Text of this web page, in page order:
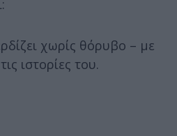
χωρίς θόρυβο – με
ιστορίες του.